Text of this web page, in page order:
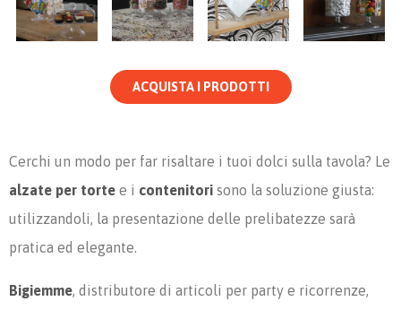
ACQUISTA I PRODOTTI
Cerchi un modo per far risaltare i tuoi dolci sulla tavola? Le
alzate per torte e i contenitori sono la soluzione giusta:
utilizzandoli, la presentazione delle prelibatezze sarà
pratica ed elegante.
Bigiemme, distributore di articoli per party e ricorrenze,